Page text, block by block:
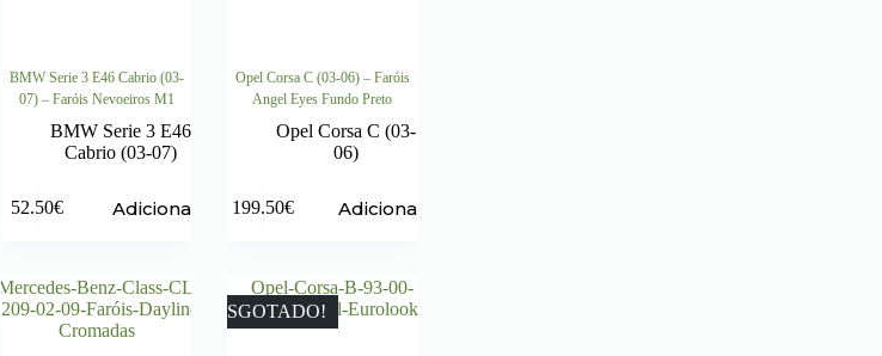
BMW Serie 3 E46 Cabrio (03-
07) – Faróis Nevoeiros M1
BMW Serie 3 E46
Cabrio (03-07)
52.50€ Adicionar
Opel Corsa C (03-06) – Faróis
Angel Eyes Fundo Preto
Opel Corsa C (03-
06)
199.50€ Adicionar
ESGOTADO!